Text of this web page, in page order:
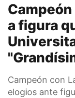
a figura
Campeón con
elogios ante